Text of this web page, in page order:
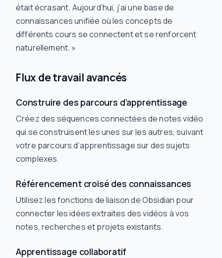
était écrasant. Aujourd’hui, j’ai une base de
connaissances unifiée où les concepts de
différents cours se connectent et se renforcent
naturellement. »
Flux de travail avancés
Construire des parcours d’apprentissage
Créez des séquences connectées de notes vidéo
qui se construisent les unes sur les autres, suivant
votre parcours d’apprentissage sur des sujets
complexes.
Référencement croisé des connaissances
Utilisez les fonctions de liaison de Obsidian pour
connecter les idées extraites des vidéos à vos
notes, recherches et projets existants.
Apprentissage collaboratif